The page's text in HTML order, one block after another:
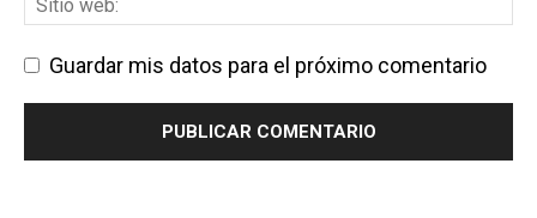
Guardar mis datos para el próximo comentario